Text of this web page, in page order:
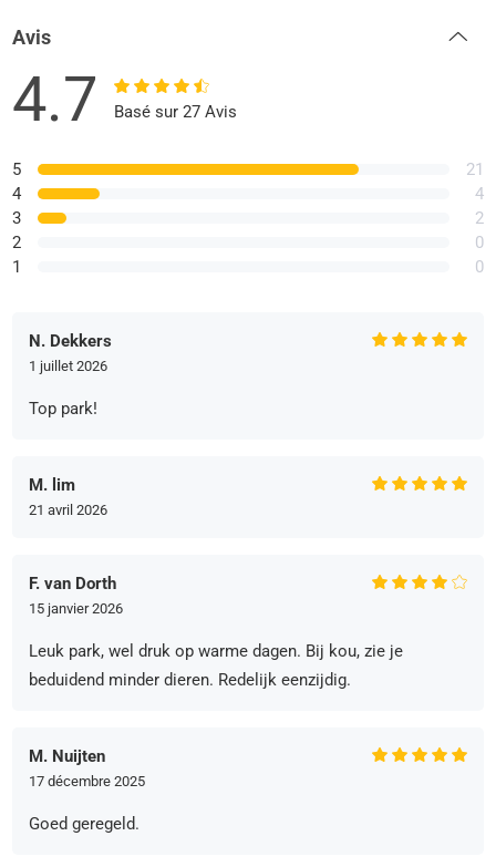
Avis
4.7 Basé sur 27 Avis
5
4
3
2
1
21
4
2
0
0
N. Dekkers
1 juillet 2026
Top park!
M. lim
21 avril 2026
F. van Dorth
15 janvier 2026
Leuk park, wel druk op warme dagen. Bij kou, zie je
beduidend minder dieren. Redelijk eenzijdig.
M. Nuijten
17 décembre 2025
Goed geregeld.